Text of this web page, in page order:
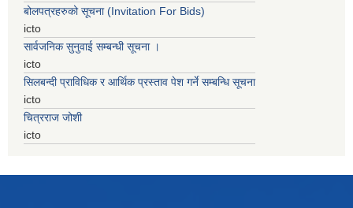
बोलपत्रहरुको सूचना (Invitation For Bids)
icto
सार्वजनिक सुनुवाई सम्बन्धी सूचना ।
icto
सिलबन्दी प्राविधिक र आर्थिक प्रस्ताव पेश गर्ने सम्बन्धि सूचना
icto
चित्रराज जोशी
icto